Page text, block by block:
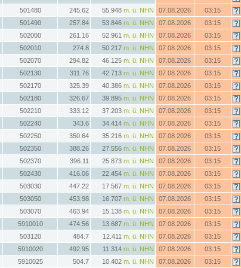
501480
245.62 55.948 m. ü. NHN 07.08.2026 03:15
501490
257.84 53.846 m. ü. NHN 07.08.2026 03:15
502000
261.16 52.961 m. ü. NHN 07.08.2026 03:15
502010
274.8 50.217 m. ü. NHN 07.08.2026 03:15
502070
294.82 46.125 m. ü. NHN 07.08.2026 03:15
502130
311.76 42.713 m. ü. NHN 07.08.2026 03:15
502170
325.39 40.386 m. ü. NHN 07.08.2026 03:15
502180
326.67 39.895 m. ü. NHN 07.08.2026 03:15
502210
333.12 37.203 m. ü. NHN 07.08.2026 03:15
502240
343.6 34.414 m. ü. NHN 07.08.2026 03:15
502250
350.64 35.216 m. ü. NHN 07.08.2026 03:15
502350
388.26 27.556 m. ü. NHN 07.08.2026 03:15
502370
396.11 25.873 m. ü. NHN 07.08.2026 03:15
502430
416.06 22.454 m. ü. NHN 07.08.2026 03:15
503030
447.22 17.567 m. ü. NHN 07.08.2026 03:15
503050
453.98 16.707 m. ü. NHN 07.08.2026 03:15
503070
463.94 15.138 m. ü. NHN 07.08.2026 03:15
5910010
474.56 13.687 m. ü. NHN 07.08.2026 03:15
503120
484.7 12.411 m. ü. NHN 07.08.2026 03:15
5910020
492.95 11.314 m. ü. NHN 07.08.2026 03:15
5910025
504.7 10.402 m. ü. NHN 07.08.2026 03:15